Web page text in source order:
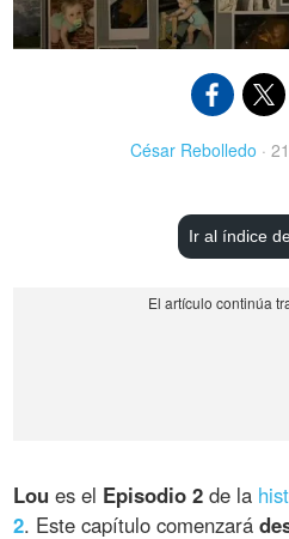
César Rebolledo ·
Ir al índice
Lou es el Episodio 2 de la
2. Este capítulo comenzará